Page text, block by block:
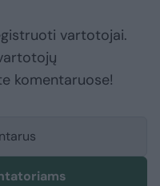
vartotojai.
komentaruose!